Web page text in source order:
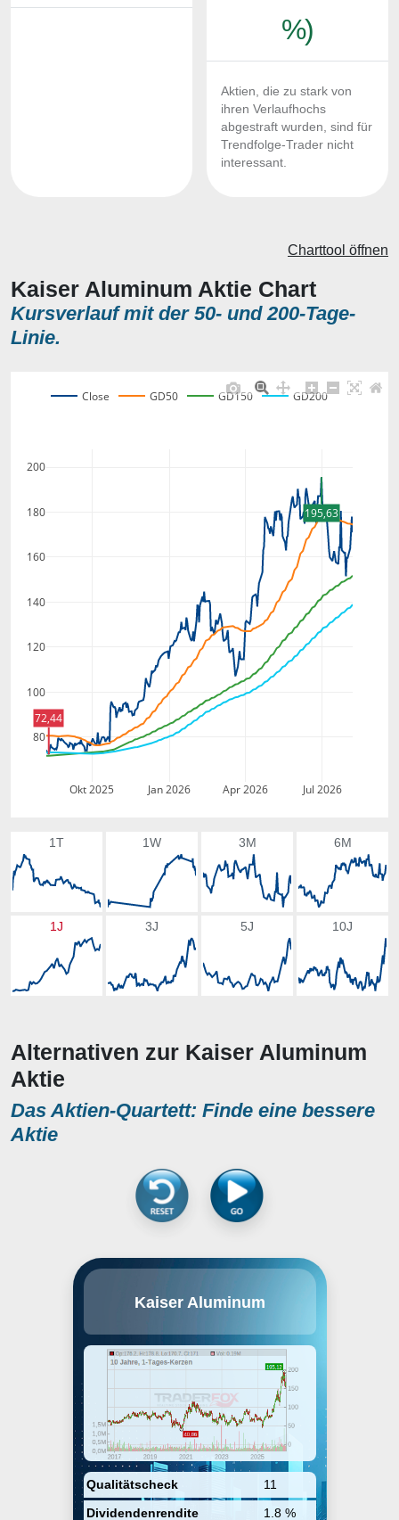
%)
Aktien, die zu stark von
ihren Verlaufhochs
abgestraft wurden, sind für
Trendfolge-Trader nicht
interessant.
Kaiser Aluminum Aktie Chart
Kursverlauf mit der 50- und 200-Tage-
Linie.
Charttool öffnen
Okt 2025 Jan 2026 Apr 2026 Jul 2026
80
100
120
140
160
180
200
Close GD50 GD150 GD200
195,63
72,44
1T 1W 3M 6M
1J 3J 5J 10J
Alternativen zur Kaiser Aluminum
Aktie
Das Aktien-Quartett: Finde eine bessere
Aktie
Kaiser Aluminum
Qualitätscheck
11
Dividendenrendite
1.8 %
the manufacture and sale of semi-
products. The firm caters to the
aerospace, general engineering,
automotive, and custom industrial
applications industries. Its
products include plate, sheet,
coil, hard alloy shapes, soft alloy
extrusions, seamless and
structural extruded, drawn tube,
hard alloy rod, bar, wire and forge
stock. The company was founded
by Henry J. Kaiser in 1946 and is
headquartered in Franklin, TN.